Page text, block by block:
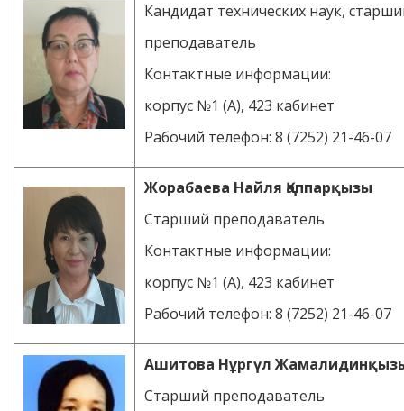
Кандидат технических наук,
преподаватель
Контактные информации:
корпус №1 (А), 423 кабинет
Рабочий телефон: 8 (7252) 21-46-07
Жорабаева Найля Қаппарқызы
Старший преподаватель
Контактные информации:
корпус №1 (А), 423 кабинет
Рабочий телефон: 8 (7252) 21-46-07
Ашитова Нұргүл
Старший преподаватель